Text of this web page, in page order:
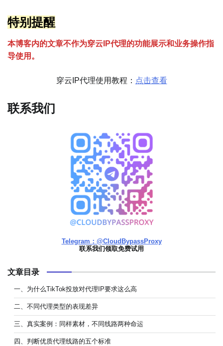
特别提醒
本博客内的文章不作为穿云 P代理的功能展示和业务操作指
导使用。
穿云IP代理使用教程： 点击查看
联系我们
Telegram：@CloudBypassProxy
联系我们领取免费试用
文章目录
一、为什么TikTok投放对代理IP要求这么高
二、不同代理类型的表现差异
三、真实案例：同样素材，不同线路两种命运
四、判断优质代理线路的五个标准